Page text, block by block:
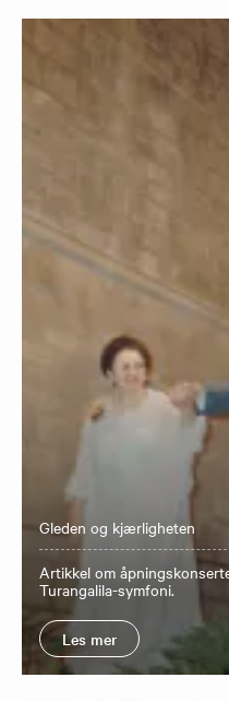
Gleden og kjærligheten
Artikkel om
Turangalila-symfoni.
Les mer